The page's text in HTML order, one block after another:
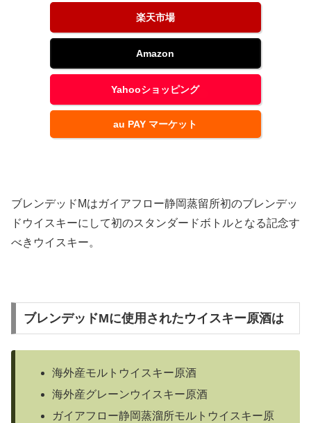
楽天市場
Amazon
Yahooショッピング
au PAY マーケット
ブレンデッドMはガイアフロー静岡蒸留所初のブレンデッ
ドウイスキーにして初のスタンダードボトルとなる記念す
べきウイスキー。
ブレンデッドMに使用されたウイスキー原酒は
海外産モルトウイスキー原酒
海外産グレーンウイスキー原酒
ガイアフロー静岡蒸溜所モルトウイスキー原